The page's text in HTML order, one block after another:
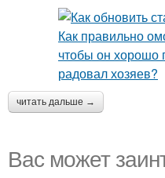
читать дальше →
Вас может